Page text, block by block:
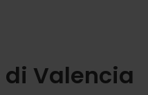
Valencia